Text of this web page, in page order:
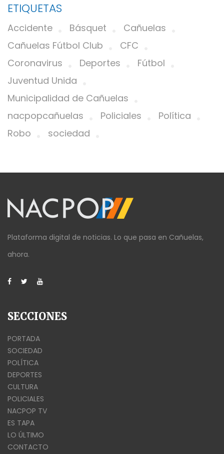
ETIQUETAS
Accidente Básquet
Cañuelas
Cañuelas Fútbol Club
CFC
Coronavirus
Deportes
Fútbol
Juventud Unida
Municipalidad de Cañuelas
nacpopcañuelas
Policiales
Política
Robo
sociedad
Plataforma digital de noticias. Lo que pasa en Cañuelas,
ahora.
SECCIONES
PORTADA
SOCIEDAD
POLÍTICA
DEPORTES
CULTURA
POLICIALES
NACPOP TV
ES TAPA
LO ÚLTIMO
CONTACTO